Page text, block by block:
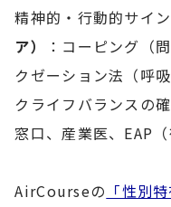
精神的・行動的サイン
ア）
：コーピング（
クゼーション法（呼
クライフバランスの確
窓口、産業医、EAP
AirCourseの 「性別